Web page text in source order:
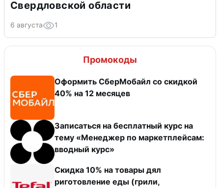
Свердловской области
6 августа 1
Промокоды
Оформить СберМобайл со скидкой
40% на 12 месяцев
Записаться на бесплатный курс на
тему «Менеджер по маркетплейсам:
вводный курс»
Скидка 10% на товары дял
риготовление еды (грили,